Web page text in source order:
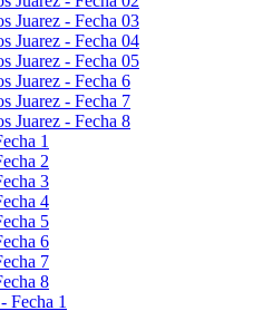
Juarez - Fecha 03
Juarez - Fecha 04
Juarez - Fecha 05
Juarez - Fecha 6
Juarez - Fecha 7
Juarez - Fecha 8
1
2
3
4
5
6
7
8
Fecha 1